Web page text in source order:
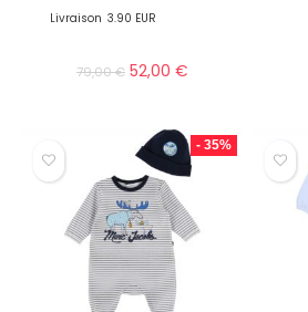
Livraison 3.90 EUR
79,00€ 52,00 €
- 35%